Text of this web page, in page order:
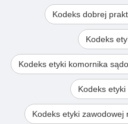
Kodeks dobrej
Kodeks
Kodeks etyki komornika
Kodeks
Kodeks etyki zawodowej